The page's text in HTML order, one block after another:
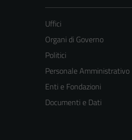
Uffici
Organi di Governo
Politici
Personale Amministrativo
Enti e Fondazioni
Documenti e Dati